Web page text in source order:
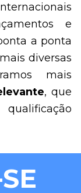
e
a ponta
diversas
mais
, que